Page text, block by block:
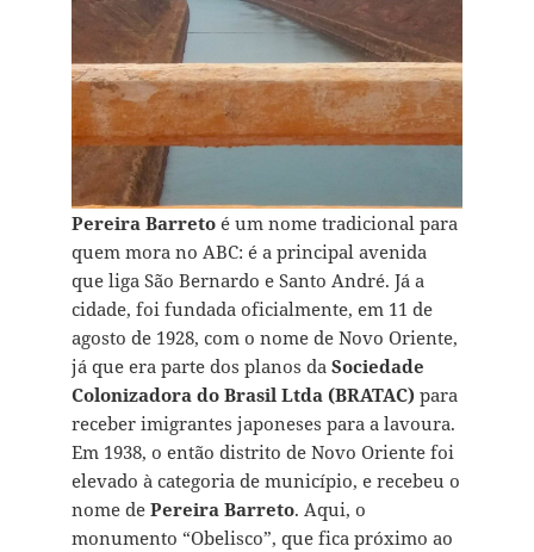
Pereira Barretoé um nome tradicional para
quem mora no ABC: é a principal avenida
que liga São Bernardo e Santo André. Já a
cidade, foi fundada oficialmente, em 11 de
agosto de 1928, com o nome de Novo Oriente,
já que era parte dos planos da Sociedade
Colonizadora do Brasil Ltda (BRATAC)para
receber imigrantes japoneses para a lavoura.
Em 1938, o então distrito de Novo Oriente foi
elevado à categoria de município, e recebeu o
nome de Pereira Barreto. Aqui, o
monumento “Obelisco”, que fica próximo ao